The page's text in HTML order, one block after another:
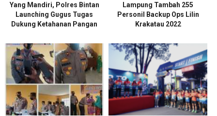
Yang Mandiri, Polres Bintan
Launching Gugus Tugas
Dukung Ketahanan Pangan
Lampung Tambah 255
Personil Backup Ops Lilin
Krakatau 2022